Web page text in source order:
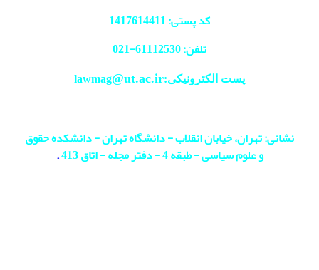
کد پستی: 1417614411
تلفن: 61112530-
021
پست الکترونیکی:lawmag@ut.ac.ir
نشانی: تهران، خیابان انقلاب - دانشگاه تهران - دانشکده حقوق
و علوم سیاسی - طبقه 4 - دفتر مجله - اتاق 413
.